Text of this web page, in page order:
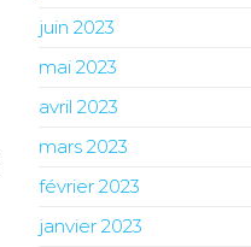
juin 2023
mai 2023
avril 2023
mars 2023
février 2023
janvier 2023